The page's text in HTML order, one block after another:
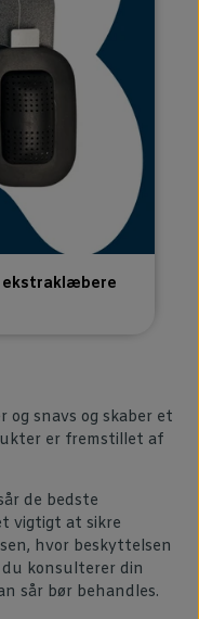
ekstraklæbere
snavs og skaber et
er fremstillet af
de bedste
vigtigt at sikre
hvor beskyttelsen
konsulterer din
sår bør behandles.